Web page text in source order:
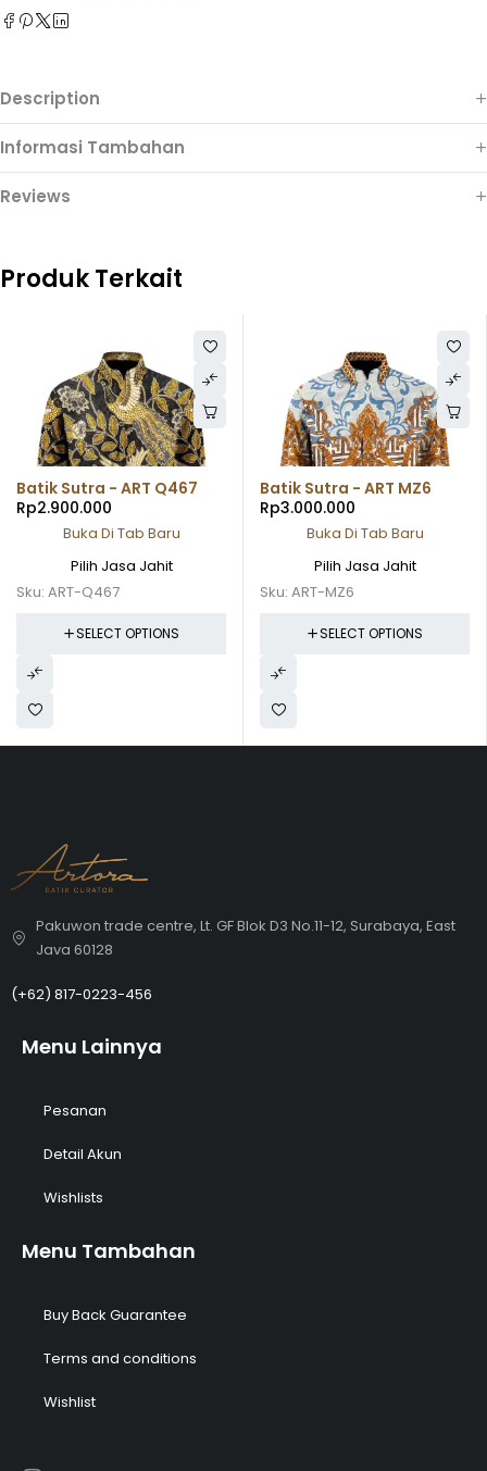
Description
Informasi Tambahan
Reviews
Produk Terkait
Batik Sutra - ART Q467
Rp2.900.000
Buka Di Tab Baru
Pilih Jasa Jahit
Sku: ART-Q467
SELECT OPTIONS
Batik Sutra - ART MZ6
Rp3.000.000
Buka Di Tab Baru
Pilih Jasa Jahit
Sku: ART-MZ6
SELECT OPTIONS
Pakuwon trade centre, Lt. GF Blok D3 No.11-12, Surabaya, East
Java 60128
(+62) 817-0223-456
Menu Lainnya
Pesanan
Detail Akun
Wishlists
Menu Tambahan
Buy Back Guarantee
Terms and conditions
Wishlist